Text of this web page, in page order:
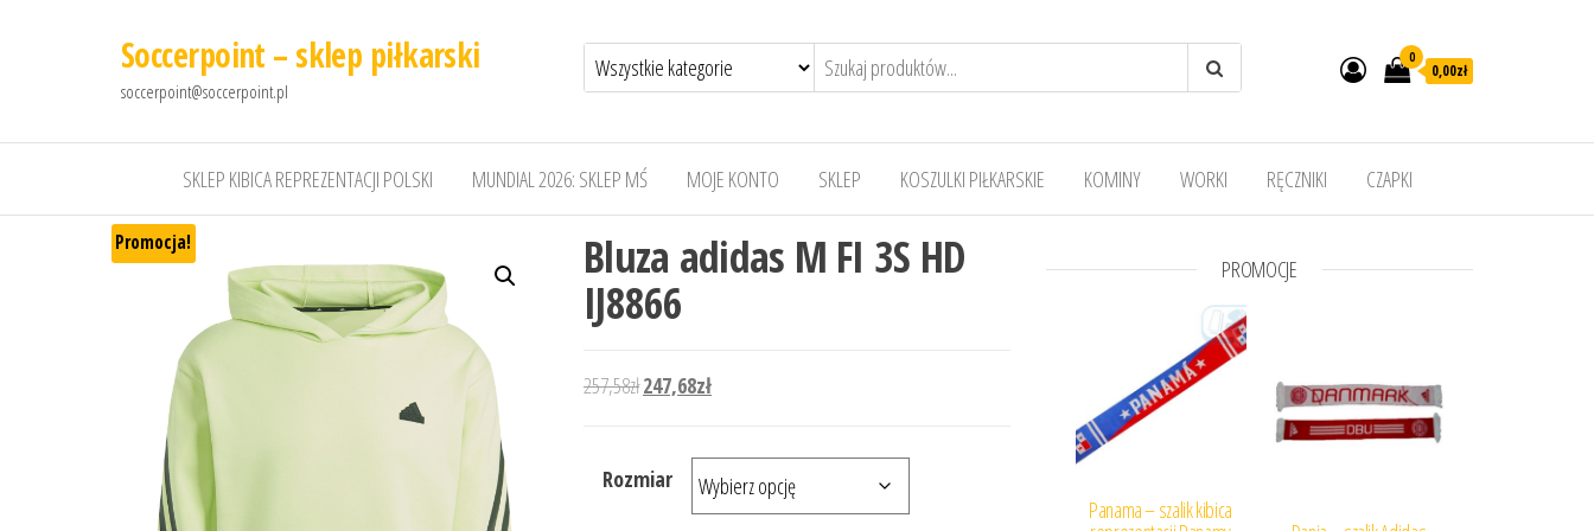
Soccerpoint – sklep piłkarski
soccerpoint@soccerpoint.pl
0
0,00zł
SKLEP KIBICA REPREZENTACJI POLSKI MUNDIAL 2026: SKLEP MŚ MOJE KONTO SKLEP KOSZULKI PIŁKARSKIE KOMINY WORKI RĘCZNIKI CZAPKI
Promocja! Bluza adidas M FI 3S HD
IJ8866
257,58złPierwotna cena wynosiła: 257,58zł.
247,68złAktualna cena wynosi: 247,68zł.
Rozmiar
PROMOCJE
Panama – szalik kibica